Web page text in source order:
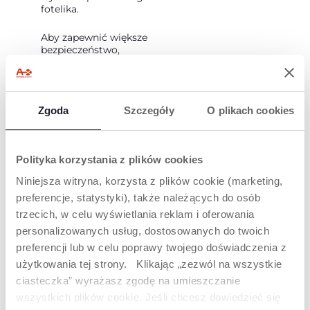
Zgoda Szczegóły O plikach cookies
Polityka korzystania z plików cookies
Niniejsza witryna, korzysta z plików cookie (marketing,
preferencje, statystyki), także należących do osób
trzecich, w celu wyświetlania reklam i oferowania
personalizowanych usług, dostosowanych do twoich
preferencji lub w celu poprawy twojego doświadczenia z
użytkowania tej strony. Klikając „zezwól na wszystkie
ciasteczka” wyrażasz zgodę na umieszczanie
wszystkich plików cookie. Jeśli chcesz dowiedzieć się
fotelika.
Aby zapewnić większe
bezpieczeństwo,
Jest kompatybilny z
samochodami
system Isofix.
PODWÓJNA
INSTALACJA
Instalacja fotelika jest
SYSTEM
ŁATWEGO
WSIADANIA